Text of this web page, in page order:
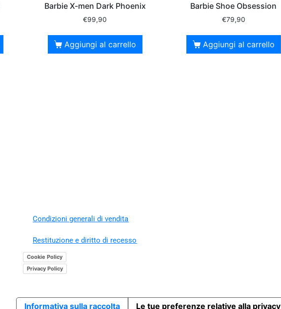
Barbie X-men Dark Phoenix
€99,90
Aggiungi al carrello
Barbie Shoe Obsession
€79,90
Aggiungi al carrello
Condizioni generali di vendita
Restituzione e diritto di recesso
Cookie Policy
Privacy Policy
Informativa sulla raccolta Le tue preferenze relative alla privacy